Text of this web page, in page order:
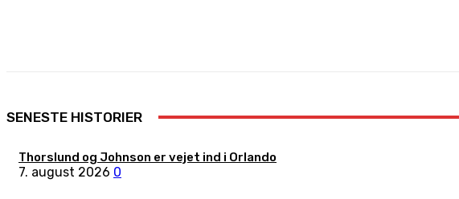
SENESTE HISTORIER
Thorslund og Johnson er vejet ind i Orlando
7. august 2026 0